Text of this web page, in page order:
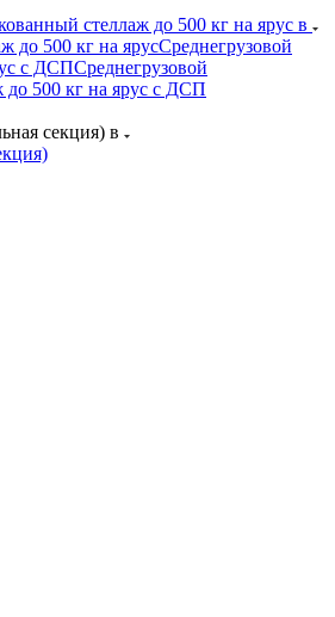
стеллаж до 500 кг на ярус в
до 500 кг на ярусСреднегрузовой
с ДСПСреднегрузовой
500 кг на ярус с ДСП
секция) в